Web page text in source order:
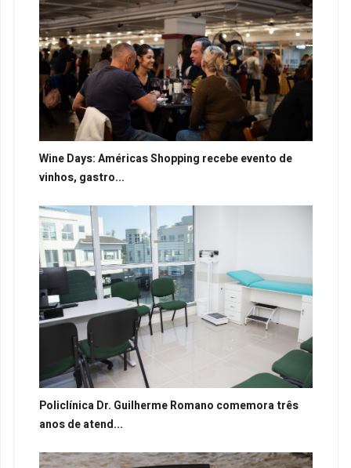
Wine Days: Américas Shopping recebe evento de
vinhos, gastro...
Policlínica Dr. Guilherme Romano comemora três
anos de atend...